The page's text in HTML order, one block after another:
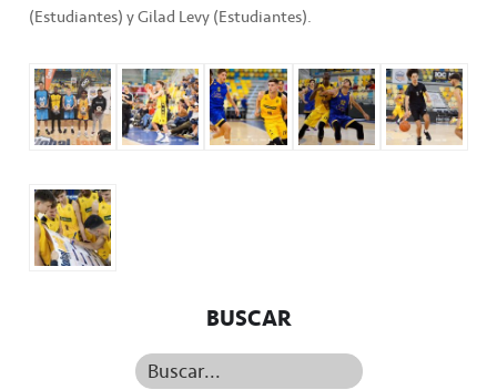
(Estudiantes) y Gilad Levy (Estudiantes).
BUSCAR
Buscar...